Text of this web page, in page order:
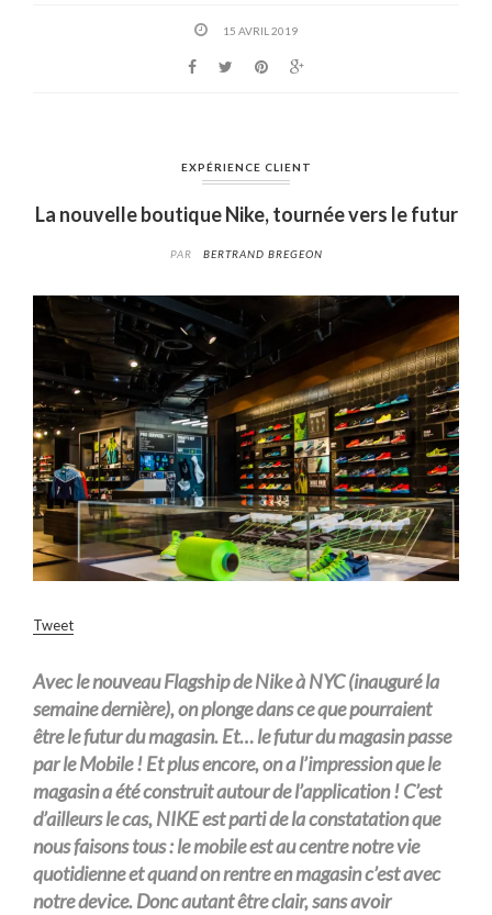
15 AVRIL 2019
EXPÉRIENCE CLIENT
La nouvelle boutique Nike, tournée vers le futur
PAR BERTRAND BREGEON
Tweet
Avec le nouveau Flagship de Nike à NYC (inauguré la
semaine dernière), on plonge dans ce que pourraient
être le futur du magasin. Et… le futur du magasin passe
par le Mobile ! Et plus encore, on a l’impression que le
magasin a été construit autour de l’application ! C’est
d’ailleurs le cas, NIKE est parti de la constatation que
nous faisons tous : le mobile est au centre notre vie
quotidienne et quand on rentre en magasin c’est avec
notre device. Donc autant être clair, sans avoir